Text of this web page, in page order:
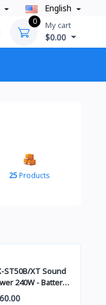
English
0 My cart
$0.00
25Products
ST50B/XT Sound
240W - Battery
in